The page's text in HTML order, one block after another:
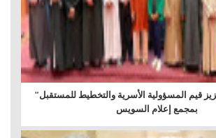
قيم المسؤولية الأسرية والتخطيط للمستقبل"
بمجمع إعلام السويس